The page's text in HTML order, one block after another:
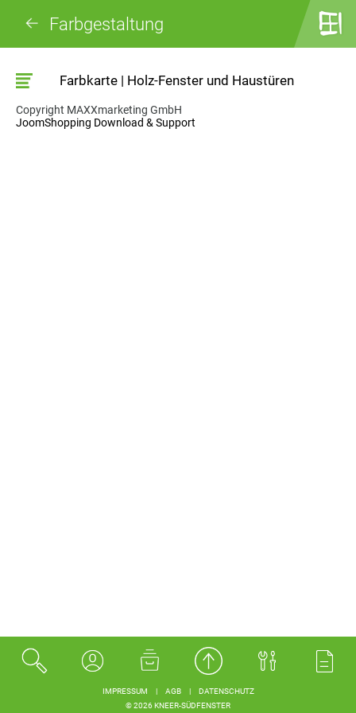
Farbgestaltung
Farbkarte | Holz-Fenster und Haustüren
Copyright MAXXmarketing GmbH
JoomShopping Download & Support
© 2026 KNEER-SÜDFENSTER
IMPRESSUM AGB DATENSCHUTZ